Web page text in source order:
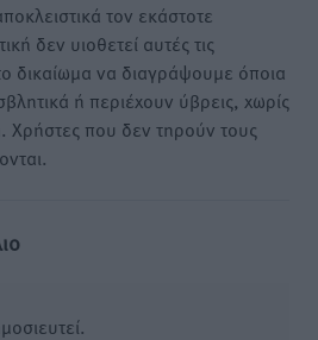
τον εκάστοτε
δεν υιοθετεί αυτές τις
δικαίωμα να διαγράψουμε όποια
ή περιέχουν ύβρεις, χωρίς
Χρήστες που δεν τηρούν τους